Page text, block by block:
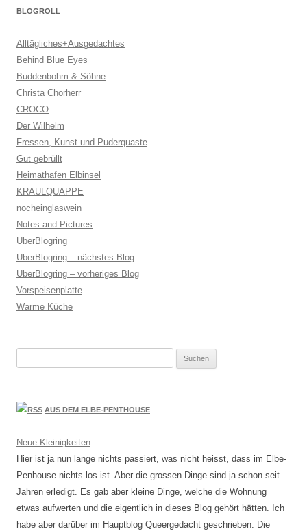
BLOGROLL
Alltägliches+Ausgedachtes
Behind Blue Eyes
Buddenbohm & Söhne
Christa Chorherr
CROCO
Der Wilhelm
Fressen, Kunst und Puderquaste
Gut gebrüllt
Heimathafen Elbinsel
KRAULQUAPPE
nocheinglaswein
Notes and Pictures
UberBlogring
UberBlogring – nächstes Blog
UberBlogring – vorheriges Blog
Vorspeisenplatte
Warme Küche
AUS DEM ELBE-PENTHOUSE
Neue Kleinigkeiten
Hier ist ja nun lange nichts passiert, was nicht heisst, dass im Elbe-
Penhouse nichts los ist. Aber die grossen Dinge sind ja schon seit
Jahren erledigt. Es gab aber kleine Dinge, welche die Wohnung
etwas aufwerten und die eigentlich in dieses Blog gehört hätten. Ich
habe aber darüber im Hauptblog Queergedacht geschrieben. Die